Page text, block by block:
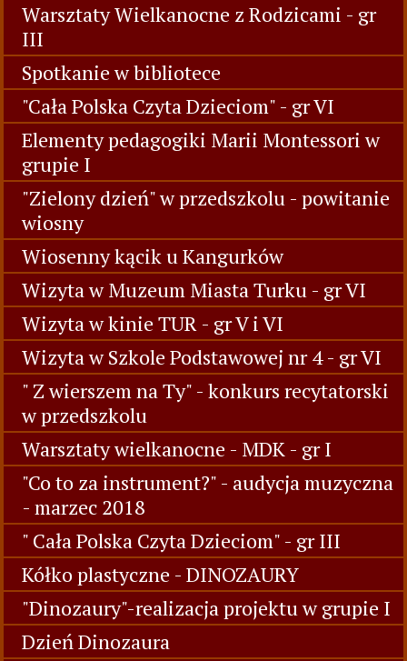
Warsztaty Wielkanocne z Rodzicami - gr
III
Spotkanie w bibliotece
"Cała Polska Czyta Dzieciom" - gr VI
Elementy pedagogiki Marii Montessori w
grupie I
"Zielony dzień" w przedszkolu - powitanie
wiosny
Wiosenny kącik u Kangurków
Wizyta w Muzeum Miasta Turku - gr VI
Wizyta w kinie TUR - gr V i VI
Wizyta w Szkole Podstawowej nr 4 - gr VI
" Z wierszem na Ty" - konkurs recytatorski
w przedszkolu
Warsztaty wielkanocne - MDK - gr I
"Co to za instrument?" - audycja muzyczna
- marzec 2018
" Cała Polska Czyta Dzieciom" - gr III
Kółko plastyczne - DINOZAURY
"Dinozaury"-realizacja projektu w grupie I
Dzień Dinozaura